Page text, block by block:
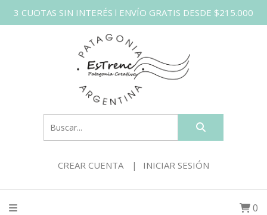
3 CUOTAS SIN INTERÉS l ENVÍO GRATIS DESDE $215.000
CREAR CUENTA INICIAR SESIÓN
0